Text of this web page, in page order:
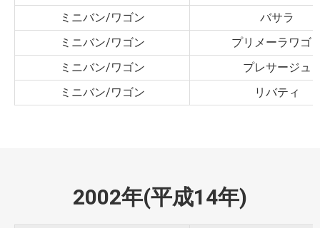
ミニバン/ワゴン
バサラ
ミニバン/ワゴン
プリメーラワゴ
ミニバン/ワゴン
プレサージュ
ミニバン/ワゴン
リバティ
2002年(平成14年)